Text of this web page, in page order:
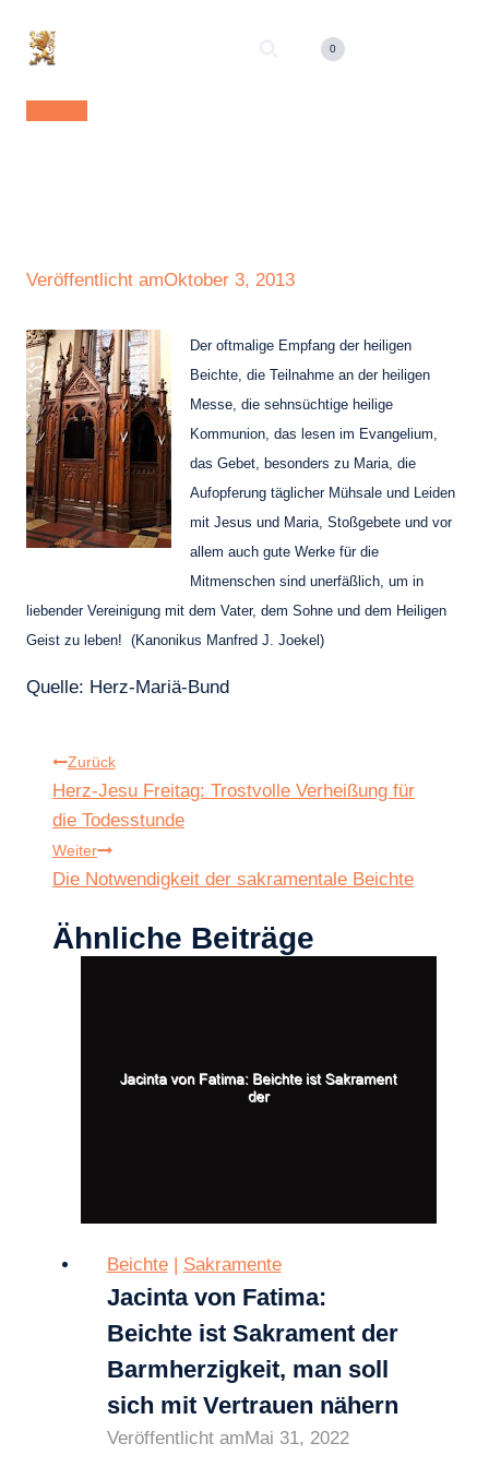
Inhalt
springen
0
Veröffentlicht amOktober 3, 2013
Der oftmalige Empfang der heiligen
Beichte, die Teilnahme an der heiligen
Messe, die sehnsüchtige heilige
Kommunion, das lesen im Evangelium,
das Gebet, besonders zu Maria, die
Aufopferung täglicher Mühsale und Leiden
mit Jesus und Maria, Stoßgebete und vor
allem auch gute Werke für die
Mitmenschen sind unerfäßlich, um in
liebender Vereinigung mit dem Vater, dem Sohne und dem Heiligen
Geist zu leben! (Kanonikus Manfred J. Joekel)
Quelle: Herz-Mariä-Bund
Beitragsnavigation
Zurück
Herz-Jesu Freitag: Trostvolle Verheißung für
die Todesstunde
Weiter
Die Notwendigkeit der sakramentale Beichte
Ähnliche Beiträge
Beichte| Sakramente
Jacinta von Fatima:
Beichte ist Sakrament der
Barmherzigkeit, man soll
sich mit Vertrauen nähern
Veröffentlicht amMai 31, 2022